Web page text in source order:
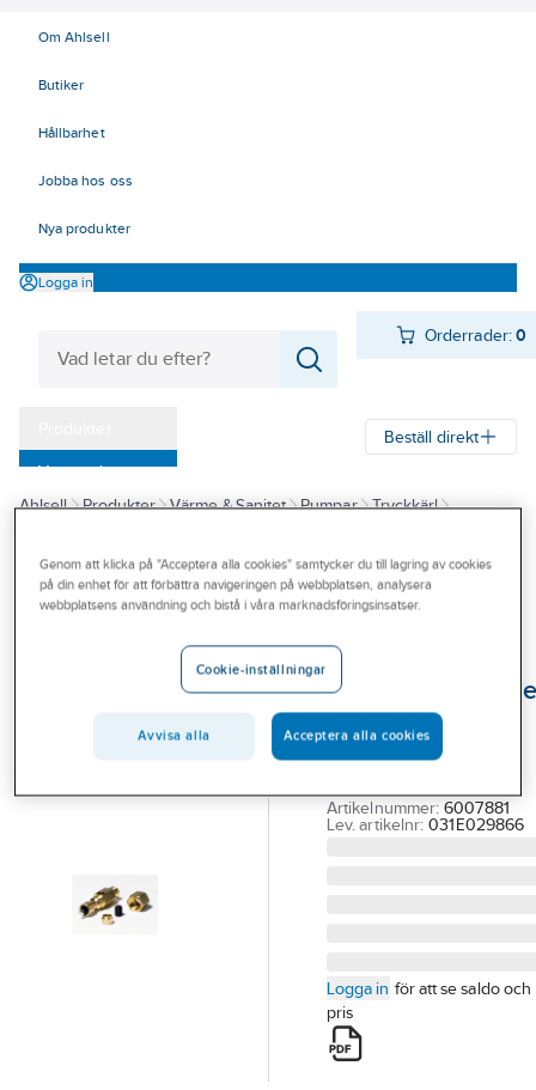
Om Ahlsell
Butiker
Hållbarhet
Jobba hos oss
Nya produkter
Logga in
Orderrader:0
Varumärken
Kampanjer
Outlet
Branscher
Beställ direkt
Ahlsell Produkter Värme & Sanitet Pumpar
Tryckkärl
DANFOSS
Avluftningsventil
för
Danfoss
AVLUFTNINGSVENTIL
Artikelnummer: 6007881
Lev. artikelnr: 031E029866
Logga in för att se saldo och
pris
Genom att klicka på "Acceptera alla cookies" samtycker du till lagring av cookies
på din enhet för att förbättra navigeringen på webbplatsen, analysera
webbplatsens användning och bistå i våra marknadsföringsinsatser.
Cookie-inställningar
Avvisa alla Acceptera alla cookies